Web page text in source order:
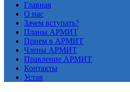
Главная
О нас
Зачем вступать?
Планы АРМИТ
Прием в АРМИТ
Члены АРМИТ
Правление АРМИТ
Контакты
Устав